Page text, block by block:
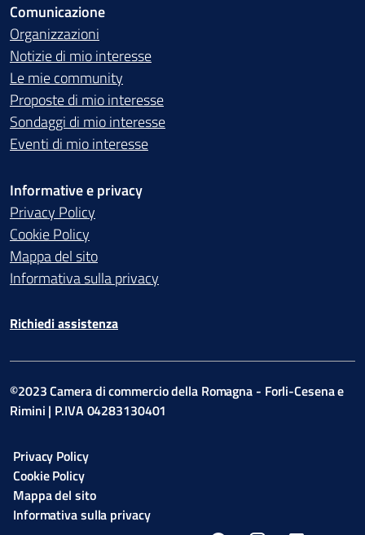
Comunicazione
Organizzazioni
Notizie di mio interesse
Le mie community
Proposte di mio interesse
Sondaggi di mio interesse
Eventi di mio interesse
Informative e privacy
Privacy Policy
Cookie Policy
Mappa del sito
Informativa sulla privacy
Richiedi assistenza
©2023 Camera di commercio della Romagna - Forli-Cesena e
Rimini | P.IVA 04283130401
Privacy Policy
Cookie Policy
Mappa del sito
Informativa sulla privacy